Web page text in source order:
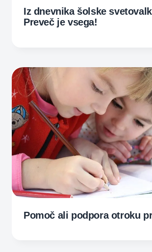
Iz dnevnika šolske
Preveč je vsega!
Pomoč ali podpora otroku